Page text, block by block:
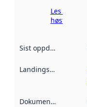
Les mer om
høsting her
Sist oppdatert
Landingsside
Dokumentasjon